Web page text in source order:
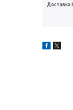
Доставка